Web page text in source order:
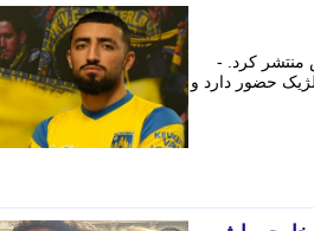
منتشر کرد. -
حضور دارد و